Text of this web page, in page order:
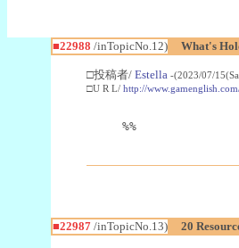
■22988 /inTopicNo.12) What's
□投稿者/ Estella -(2023/07/
□U R L/ http://
%%
■22987/inTopicNo.13) 20